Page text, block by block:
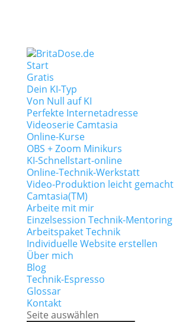
Start
Gratis
Dein KI-Typ
Von Null auf KI
Perfekte Internetadresse
Videoserie Camtasia
Online-Kurse
OBS + Zoom Minikurs
KI-Schnellstart-online
Online-Technik-Werkstatt
Video-Produktion leicht gemacht
Camtasia(TM)
Arbeite mit mir
Einzelsession Technik-Mentoring
Arbeitspaket Technik
Individuelle Website erstellen
Über mich
Blog
Technik-Espresso
Glossar
Kontakt
Seite auswählen